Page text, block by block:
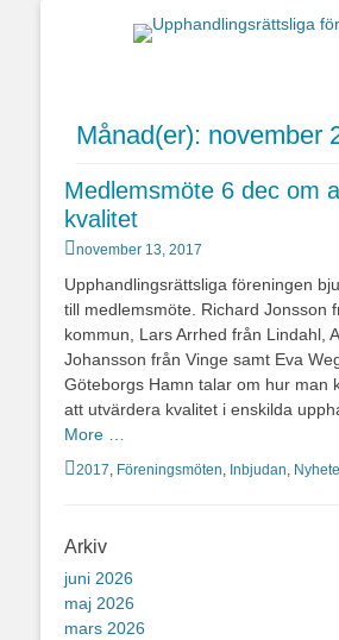
Månad(er): november
Medlemsmöte 6 dec om
kvalitet
Postades
november 13, 2017
Upphandlingsrättsliga föreningen
till medlemsmöte. Richard Jonsson
kommun, Lars Arrhed från Lindahl,
Johansson från Vinge samt Eva
Göteborgs Hamn talar om hur man
att utvärdera kvalitet i enskilda
More …
Kategorier
2017, Föreningsmöten, Inbjudan,
Arkiv
juni 2026
maj 2026
mars 2026